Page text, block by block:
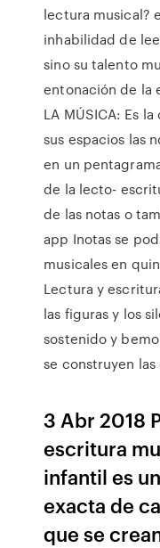
lectura musical?
inhabilidad de
sino su talento
entonación de la
LA MÚSICA: Es
sus espacios las
en un
de la lecto-
de las notas o
app Inotas se
musicales en
Lectura y
las figuras y los
sostenido y
se construyen las
3 Abr 2018
escritura
infantil es
exacta de
que se